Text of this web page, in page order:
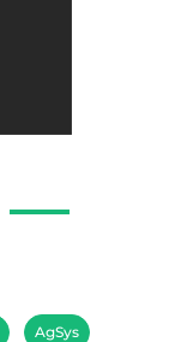
AgSys